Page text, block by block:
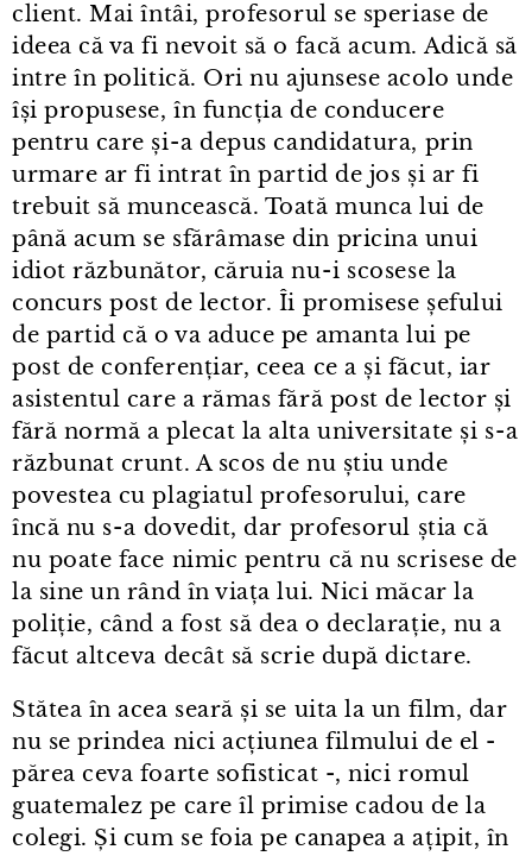
client. Mai întâi, profesorul se speriase de
ideea că va fi nevoit să o facă acum. Adică să
intre în politică. Ori nu ajunsese acolo unde
își propusese, în funcția de conducere
pentru care și⁠-⁠a depus candidatura, prin
urmare ar fi intrat în partid de jos și ar fi
trebuit să muncească. Toată munca lui de
până acum se sfărâmase din pricina unui
idiot răzbunător, căruia nu⁠-⁠i scosese la
concurs post de lector. Îi promisese șefului
de partid că o va aduce pe amanta lui pe
post de conferențiar, ceea ce a și făcut, iar
asistentul care a rămas fără post de lector și
fără normă a plecat la alta universitate și s⁠-⁠a
răzbunat crunt. A scos de nu știu unde
povestea cu plagiatul profesorului, care
încă nu s⁠-⁠a dovedit, dar profesorul știa că
nu poate face nimic pentru că nu scrisese de
la sine un rând în viața lui. Nici măcar la
poliție, când a fost să dea o declarație, nu a
făcut altceva decât să scrie după dictare.
Stătea în acea seară și se uita la un film, dar
nu se prindea nici acțiunea filmului de el -
părea ceva foarte sofisticat -, nici romul
guatemalez pe care îl primise cadou de la
colegi. Și cum se foia pe canapea a ațipit, în